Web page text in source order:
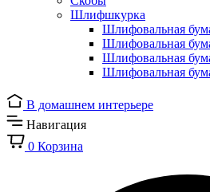
Шлифшкурка
Шлифовальная
Шлифовальная
Шлифовальная
Шлифовальная
В домашнем интерьере
Навигация
0 Корзина